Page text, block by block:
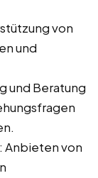
von
und
und Beratung
: Anbieten von